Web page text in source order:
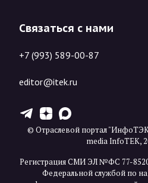
Связаться с нами
+7 (993) 589-00-87
editor@itek.ru
T Z X
© Отраслевой портал
media InfoTEK,
Регистрация СМИ ЭЛ №ФС 77-
Федеральной службой по